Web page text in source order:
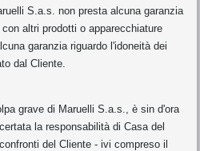
S.a.s. non presta alcuna garanzia
altri prodotti o apparecchiature
garanzia riguardo l'idoneità dei
dal Cliente.
grave di Maruelli S.a.s., è sin d'ora
la responsabilità di Casa del
del Cliente - ivi compreso il